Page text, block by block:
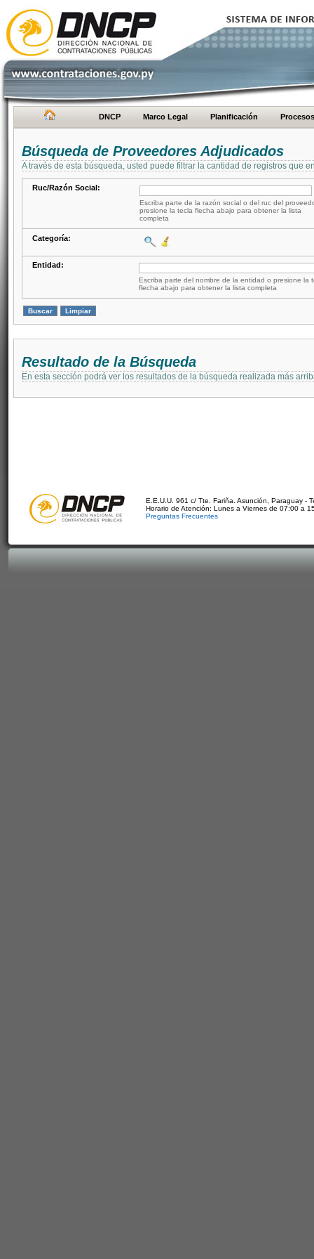
DNCP Marco Legal Planificación Procesos
Búsqueda de Proveedores Adjudicados
A través de esta búsqueda, usted puede filtrar la cantidad de registros que
Ruc/Razón Social:
Escriba parte de la razón social o del ruc del
presione la tecla flecha abajo para obtener la lista
completa
Categoría:
Entidad:
Escriba parte del nombre de la entidad o presione la
flecha abajo para obtener la lista completa
Resultado de la Búsqueda
En esta sección podrá ver los resultados de la búsqueda realizada más
E.E.U.U. 961 c/ Tte. Fariña. Asunción, Paraguay -
Horario de Atención: Lunes a Viernes de 07:00 a
Preguntas Frecuentes